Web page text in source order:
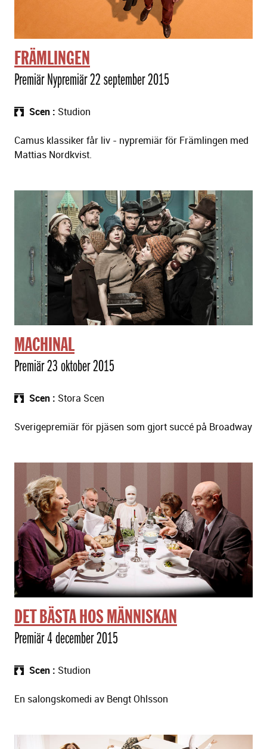
FRÄMLINGEN
Premiär Nypremiär 22 september 2015
Scen Studion
Camus klassiker får liv - nypremiär för Främlingen med
Mattias Nordkvist.
MACHINAL
Premiär 23 oktober 2015
Scen Stora Scen
Sverigepremiär för pjäsen som gjort succé på Broadway
DET BÄSTA HOS MÄNNISKAN
Premiär 4 december 2015
Scen Studion
En salongskomedi av Bengt Ohlsson